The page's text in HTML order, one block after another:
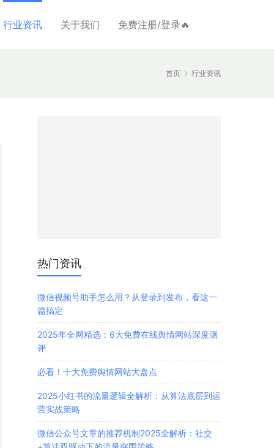
行业资讯 关于我们 免费注册/登录🔥
首页 行业资讯
热门资讯
微信视频号助手怎么用？从登录到发布，看这一
篇搞定
2025年全网精选：6大免费在线舆情网站深度测
评
必看！十大免费舆情网站大盘点
2025小红书的流量逻辑全解析：从算法底层到运
营实战策略
微信公众号文章的推荐机制2025全解析：社交